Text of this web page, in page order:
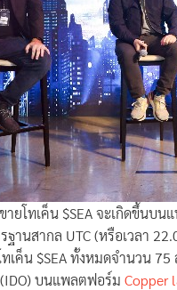
ขายโทเค็น $SEA จะเกิดขึ้น
านสากล UTC (หรือเวลา
ค็น $SEA ทั้งหมดจำนวน
บนแพลตฟอร์ม Copper